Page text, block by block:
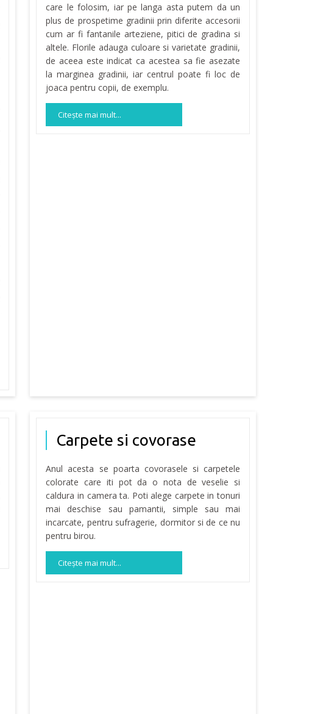
care le folosim, iar pe langa asta putem da un
plus de prospetime gradinii prin diferite accesorii
cum ar fi fantanile arteziene, pitici de gradina si
altele. Florile adauga culoare si varietate gradinii,
de aceea este indicat ca acestea sa fie asezate
la marginea gradinii, iar centrul poate fi loc de
joaca pentru copii, de exemplu.
Citeşte mai mult...
Carpete si covorase
Anul acesta se poarta covorasele si carpetele
colorate care iti pot da o nota de veselie si
caldura in camera ta. Poti alege carpete in tonuri
mai deschise sau pamantii, simple sau mai
incarcate, pentru sufragerie, dormitor si de ce nu
pentru birou.
Citeşte mai mult...